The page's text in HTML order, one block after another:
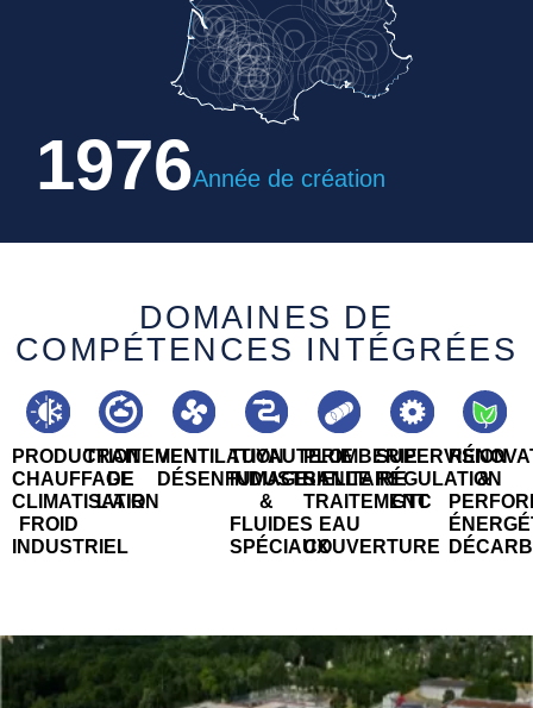
1976Année de création
DOMAINES DE
COMPÉTENCES INTÉGRÉES
PRODUCTION
CHAUFFAGE
CLIMATISATION
FROID
INDUSTRIEL
TRAITEMENT
DE
L’AIR
VENTILATION
DÉSENFUMAGE
TUYAUTERIE
INDUSTRIELLE
&
FLUIDES
SPÉCIAUX
PLOMBERIE
SANITAIRE
TRAITEMENT
EAU
COUVERTURE
SUPERVISION
RÉGULATION
GTC
&